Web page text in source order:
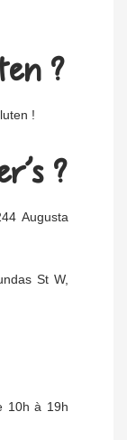
?
!
?
Augusta
St W,
10h à 19h